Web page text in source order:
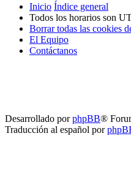
Inicio Índice general
Todos los horarios son
Borrar todas las cookies
El Equipo
Contáctanos
Desarrollado porphpBB®
Traducción al español por